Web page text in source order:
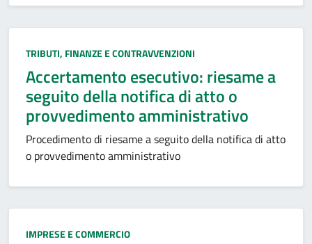
Categoria:
TRIBUTI, FINANZE E CONTRAVVENZIONI
Accertamento esecutivo: riesame a
seguito della notifica di atto o
provvedimento amministrativo
Procedimento di riesame a seguito della notifica di atto
o provvedimento amministrativo
Categoria:
IMPRESE E COMMERCIO